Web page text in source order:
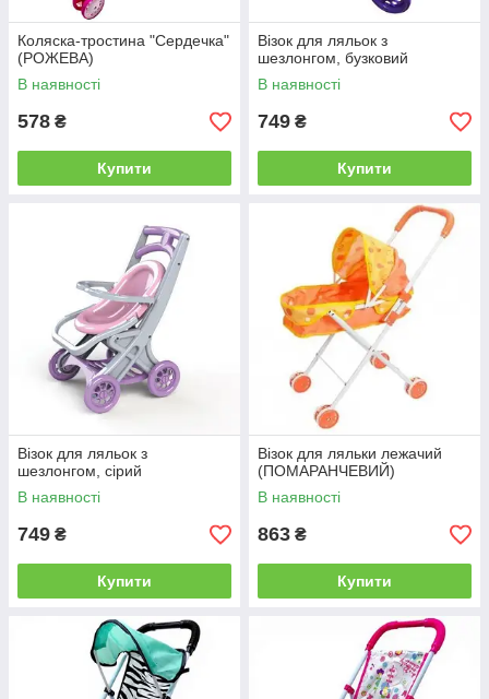
Коляска-тростина "Сердечка"
(РОЖЕВА)
В наявності
578 ₴
Купити
Візок для ляльок з
шезлонгом, бузковий
В наявності
749 ₴
Купити
Візок для ляльок з
шезлонгом, сірий
В наявності
749 ₴
Купити
Візок для ляльки лежачий
(ПОМАРАНЧЕВИЙ)
В наявності
863 ₴
Купити